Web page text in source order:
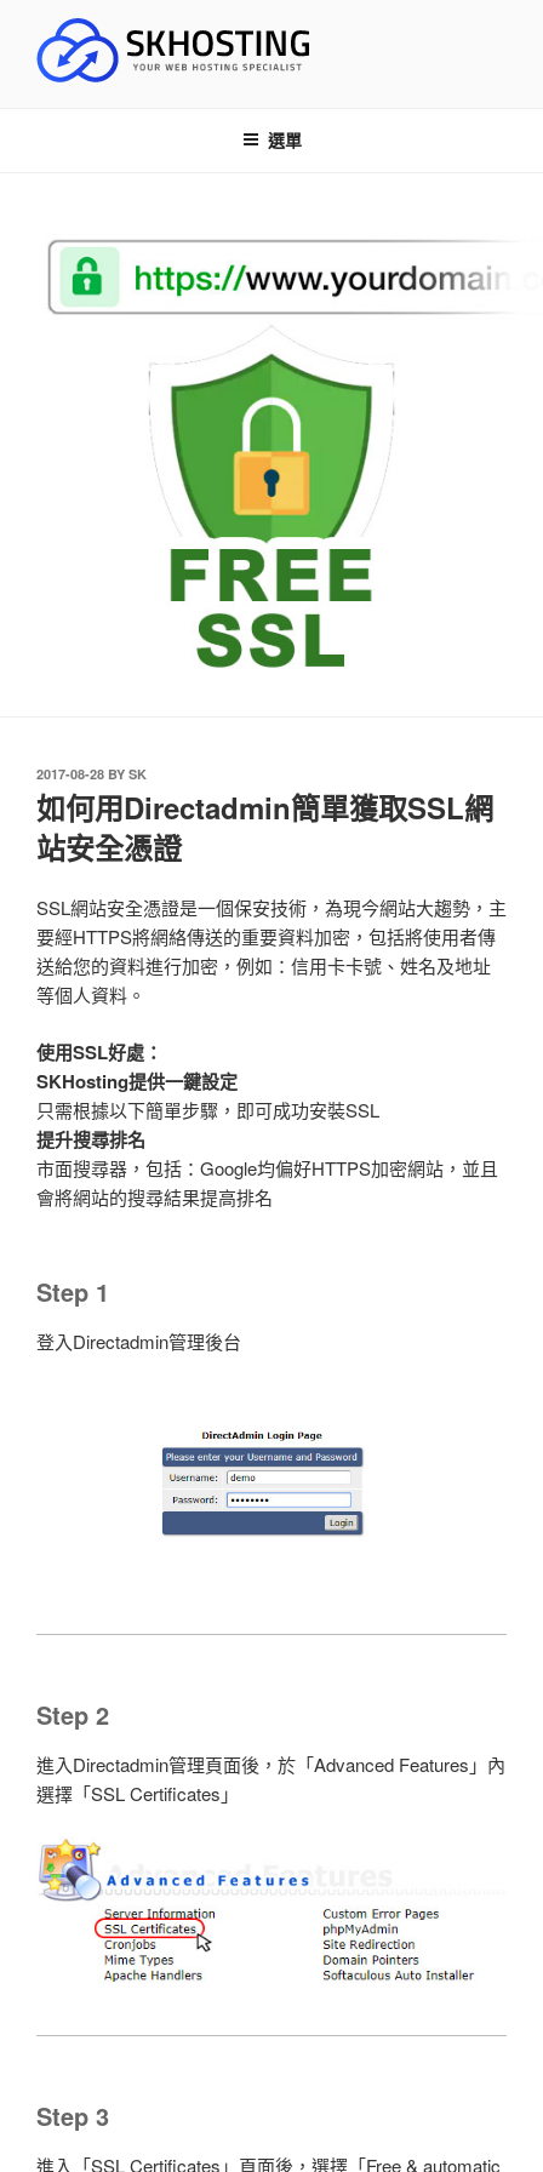
選單
發
表
於
2017-08-28 BY SK
如何用Directadmin簡單獲取SSL網
站安全憑證
SSL網站安全憑證是一個保安技術，為現今網站大趨勢，主
要經HTTPS將網絡傳送的重要資料加密，包括將使用者傳
送給您的資料進行加密，例如：信用卡卡號、姓名及地址
等個人資料。
使用SSL好處：
SKHosting提供一鍵設定
只需根據以下簡單步驟，即可成功安裝SSL
提升搜尋排名
市面搜尋器，包括：Google均偏好HTTPS加密網站，並且
會將網站的搜尋結果提高排名
Step 1
登入Directadmin管理後台
Step 2
進入Directadmin管理頁面後，於「Advanced Features」內
選擇「SSL Certificates」
Step 3
進入「SSL Certificates」頁面後，選擇「Free & automatic